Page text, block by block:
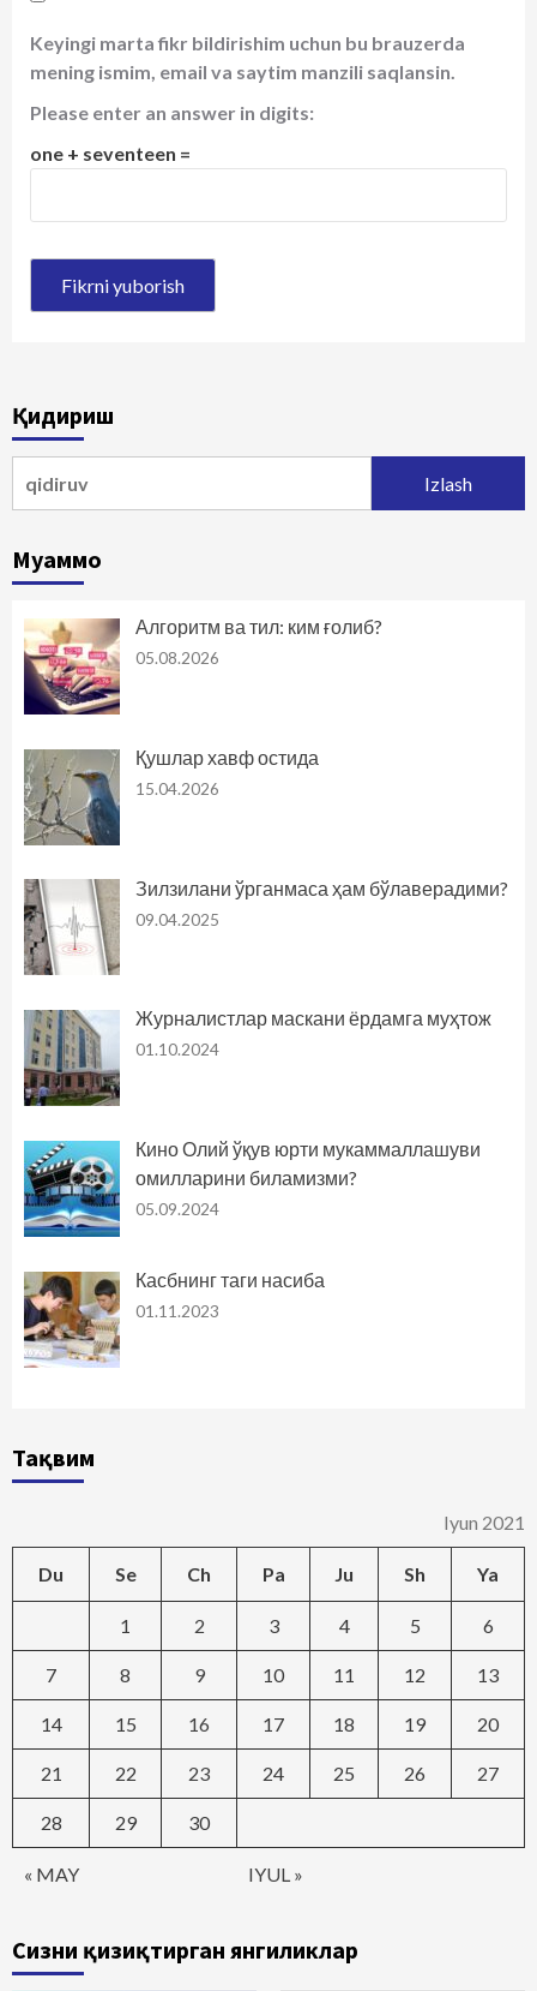
Keyingi marta fikr bildirishim uchun bu brauzerda
mening ismim, email va saytim manzili saqlansin.
Please enter an answer in digits:
one + seventeen =
Қидириш
Муаммо
Алгоритм ва тил: ким ғолиб?
05.08.2026
Қушлар хавф остида
15.04.2026
Зилзилани ўрганмаса ҳам бўлаверадими?
09.04.2025
Журналистлар маскани ёрдамга муҳтож
01.10.2024
Кино Олий ўқув юрти мукаммаллашуви
омилларини биламизми?
05.09.2024
Касбнинг таги насиба
01.11.2023
Тақвим
Iyun 2021
Du Se Ch Pa Ju Sh Ya
« MAY IYUL »
1 2 3 4 5 6
7 8 9 10 11 12 13
14 15 16 17 18 19 20
21 22 23 24 25 26 27
28 29 30
Сизни қизиқтирган янгиликлар